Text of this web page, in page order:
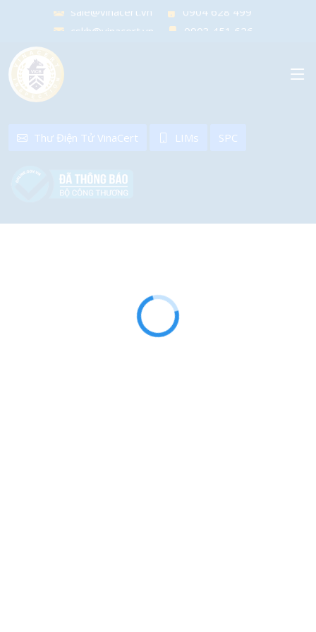
sale@vinacert.vn
0904 628 499
cskh@vinacert.vn
0903 451 626
Thư Điện Tử VinaCert LIMs SPC